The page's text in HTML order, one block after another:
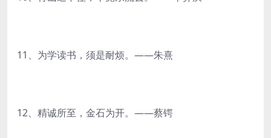
11、为学读书，须是耐烦。——朱熹
12、精诚所至，金石为开。——蔡锷